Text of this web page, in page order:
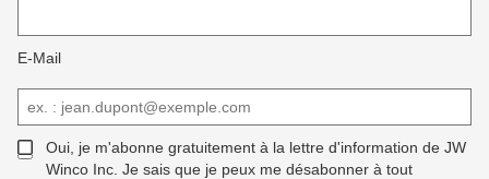
E-Mail
Oui, je m'abonne gratuitement à la lettre d'information de JW
Winco Inc. Je sais que je peux me désabonner à tout